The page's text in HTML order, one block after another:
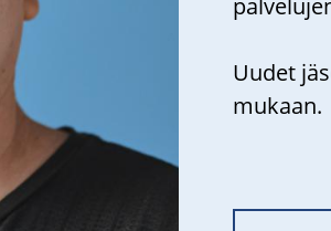
Uudet
mu­kaan.